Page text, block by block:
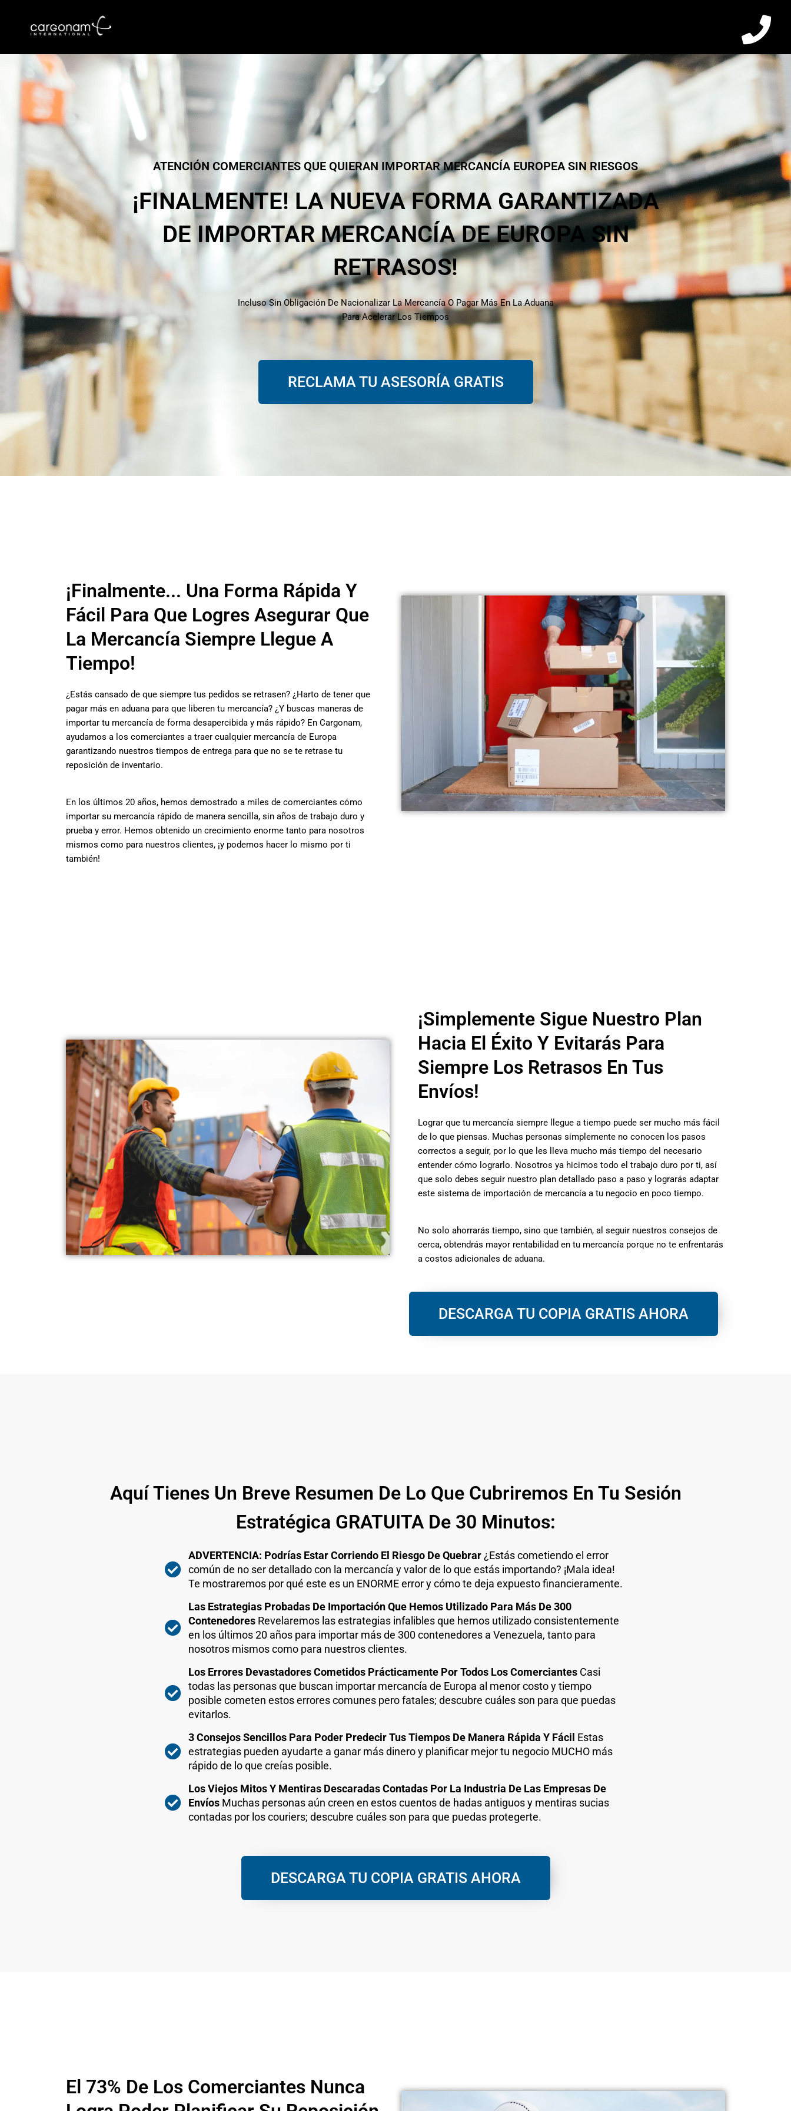
ATENCIÓN COMERCIANTES QUE QUIERAN IMPORTAR MERCANCÍA EUROPEA SIN RIESGOS
¡FINALMENTE! LA NUEVA FORMA GARANTIZADA
DE IMPORTAR MERCANCÍA DE EUROPA SIN
RETRASOS!
Incluso Sin Obligación De Nacionalizar La Mercancía O Pagar Más En La Aduana
Para Acelerar Los Tiempos
RECLAMA TU ASESORÍA GRATIS
¡Finalmente... Una Forma Rápida Y
Fácil Para Que Logres Asegurar Que
La Mercancía Siempre Llegue A
Tiempo!
¿Estás cansado de que siempre tus pedidos se retrasen? ¿Harto de tener que
pagar más en aduana para que liberen tu mercancía? ¿Y buscas maneras de
importar tu mercancía de forma desapercibida y más rápido? En Cargonam,
ayudamos a los comerciantes a traer cualquier mercancía de Europa
garantizando nuestros tiempos de entrega para que no se te retrase tu
reposición de inventario.
En los últimos 20 años, hemos demostrado a miles de comerciantes cómo
importar su mercancía rápido de manera sencilla, sin años de trabajo duro y
prueba y error. Hemos obtenido un crecimiento enorme tanto para nosotros
mismos como para nuestros clientes, ¡y podemos hacer lo mismo por ti
también!
¡Simplemente Sigue Nuestro Plan
Hacia El Éxito Y Evitarás Para
Siempre Los Retrasos En Tus
Envíos!
Lograr que tu mercancía siempre llegue a tiempo puede ser mucho más fácil
de lo que piensas. Muchas personas simplemente no conocen los pasos
correctos a seguir, por lo que les lleva mucho más tiempo del necesario
entender cómo lograrlo. Nosotros ya hicimos todo el trabajo duro por ti, así
que solo debes seguir nuestro plan detallado paso a paso y lograrás adaptar
este sistema de importación de mercancía a tu negocio en poco tiempo.
No solo ahorrarás tiempo, sino que también, al seguir nuestros consejos de
cerca, obtendrás mayor rentabilidad en tu mercancía porque no te enfrentarás
a costos adicionales de aduana.
DESCARGA TU COPIA GRATIS AHORA
Aquí Tienes Un Breve Resumen De Lo Que Cubriremos En Tu Sesión
Estratégica GRATUITA De 30 Minutos:
ADVERTENCIA: Podrías Estar Corriendo El Riesgo De Quebrar¿Estás cometiendo el error
común de no ser detallado con la mercancía y valor de lo que estás importando? ¡Mala idea!
Te mostraremos por qué este es un ENORME error y cómo te deja expuesto financieramente.
Las Estrategias Probadas De Importación Que Hemos Utilizado Para Más De 300
Contenedores Revelaremos las estrategias infalibles que hemos utilizado consistentemente
en los últimos 20 años para importar más de 300 contenedores a Venezuela, tanto para
nosotros mismos como para nuestros clientes.
Los Errores Devastadores Cometidos Prácticamente Por Todos Los Comerciantes Casi
todas las personas que buscan importar mercancía de Europa al menor costo y tiempo
posible cometen estos errores comunes pero fatales; descubre cuáles son para que puedas
evitarlos.
3 Consejos Sencillos Para Poder Predecir Tus Tiempos De Manera Rápida Y Fácil Estas
estrategias pueden ayudarte a ganar más dinero y planificar mejor tu negocio MUCHO más
rápido de lo que creías posible.
Los Viejos Mitos Y Mentiras Descaradas Contadas Por La Industria De Las Empresas De
Envíos Muchas personas aún creen en estos cuentos de hadas antiguos y mentiras sucias
contadas por los couriers; descubre cuáles son para que puedas protegerte.
DESCARGA TU COPIA GRATIS AHORA
El 73% De Los Comerciantes Nunca